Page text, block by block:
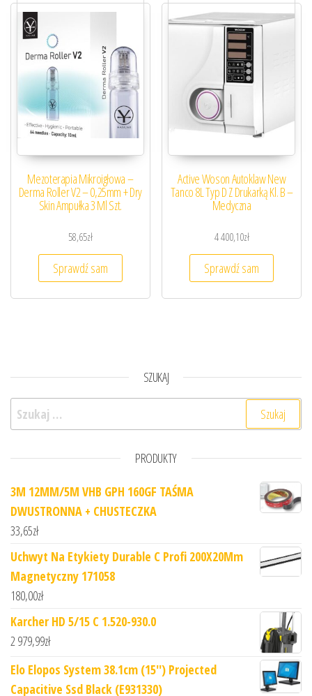
Mezoterapia Mikroigłowa –
Derma Roller V2 – 0,25mm + Dry
Skin Ampułka 3 Ml Szt.
58,65zł
Sprawdź sam
Active Woson Autoklaw New
Tanco 8L Typ D Z Drukarką Kl. B –
Medyczna
4 400,10zł
Sprawdź sam
SZUKAJ
Szukaj:
PRODUKTY
3M 12MM/5M VHB GPH 160GF TAŚMA
DWUSTRONNA + CHUSTECZKA
33,65zł
Uchwyt Na Etykiety Durable C Profi 200X20Mm
Magnetyczny 171058
180,00zł
Karcher HD 5/15 C 1.520-930.0
2 979,99zł
Elo Elopos System 38.1cm (15'') Projected
Capacitive Ssd Black (E931330)